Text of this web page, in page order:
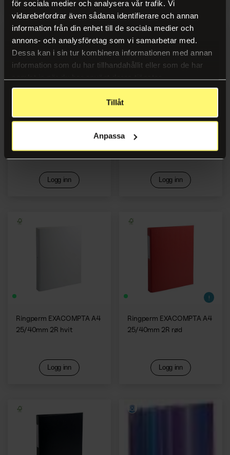
för sociala medier och analysera vår trafik. Vi
vidarebefordrar även sådana identifierare och annan
information från din enhet till de sociala medier och
annons- och analysföretag som vi samarbetar med.
Dessa kan i sin tur kombinera informationen med annan
information som du har tillhandahållit eller som de har
samlat in när du har använt deras tjänster.
Tillåt
Anpassa
Logg inn
25/40mm 2R grønn
Logg inn
Ringperm EXACOMPTA A4
25/40mm 2R hvit
Logg inn
Ringperm EXACOMPTA A4
25/40mm 2R rød
Logg inn